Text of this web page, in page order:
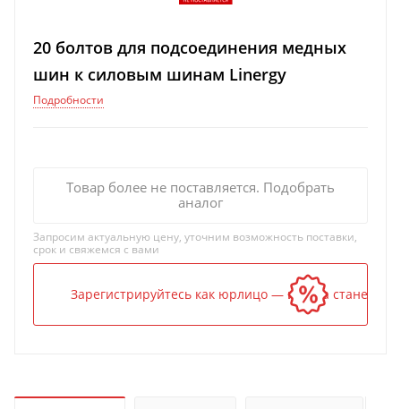
20 болтов для подсоединения медных
шин к силовым шинам Linergy
Подробности
Товар более не поставляется. Подобрать
аналог
Запросим актуальную цену, уточним возможность поставки,
срок и свяжемся с вами
Зарегистрируйтесь как юрлицо — и цена станет